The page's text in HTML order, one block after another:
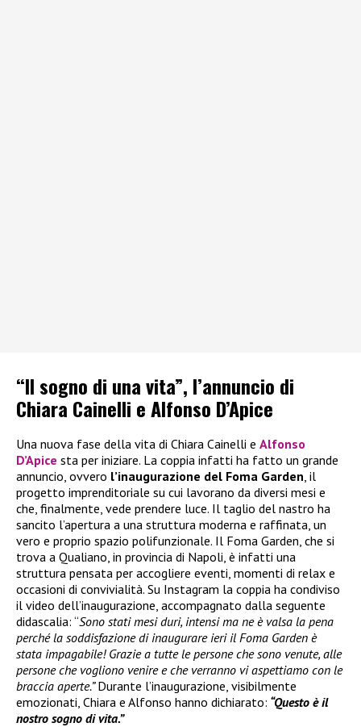
“Il sogno di una vita”, l’annuncio di
Chiara Cainelli e Alfonso D’Apice
Una nuova fase della vita di Chiara Cainelli e Alfonso
D’Apice sta per iniziare. La coppia infatti ha fatto un grande
annuncio, ovvero l’inaugurazione del Foma Garden , il
progetto imprenditoriale su cui lavorano da diversi mesi e
che, finalmente, vede prendere luce. Il taglio del nastro ha
sancito l’apertura a una struttura moderna e raffinata, un
vero e proprio spazio polifunzionale. Il Foma Garden, che si
trova a Qualiano, in provincia di Napoli, è infatti una
struttura pensata per accogliere eventi, momenti di relax e
occasioni di convivialità. Su Instagram la coppia ha condiviso
il video dell’inaugurazione, accompagnato dalla seguente
didascalia: “Sono stati mesi duri, intensi ma ne è valsa la pena
perché la soddisfazione di inaugurare ieri il Foma Garden è
stata impagabile! Grazie a tutte le persone che sono venute, alle
persone che vogliono venire e che verranno vi aspettiamo con le
braccia aperte.”Durante l’inaugurazione, visibilmente
emozionati, Chiara e Alfonso hanno dichiarato: “Questo è il
nostro sogno di vita.”